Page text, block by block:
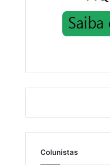
Colunistas